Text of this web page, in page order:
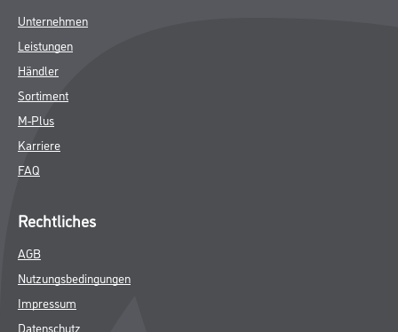
Unternehmen
Leistungen
Händler
Sortiment
M-Plus
Karriere
FAQ
Rechtliches
AGB
Nutzungsbedingungen
Impressum
Datenschutz